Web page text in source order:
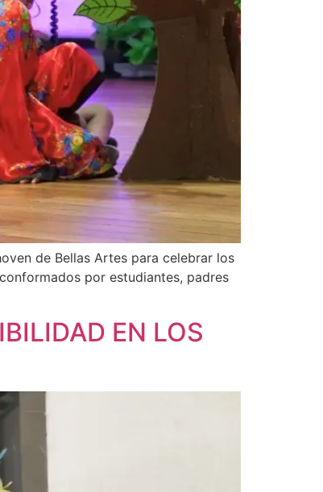
de Bellas Artes para celebrar los
por estudiantes, padres
EN LOS